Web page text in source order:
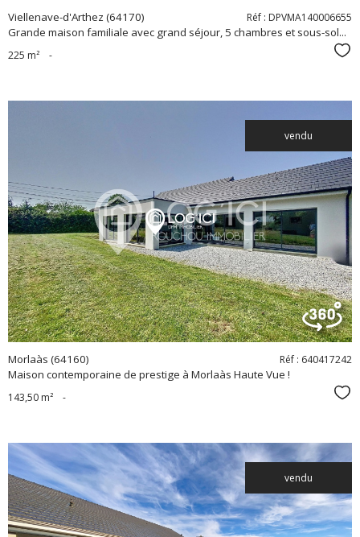
Viellenave-d'Arthez (64170)
Grande maison familiale avec grand séjour, 5 chambres et sous-sol...
Réf : DPVMA140006655
225 m² -
vendu
voir le
bien
Morlaàs (64160)
Maison contemporaine de prestige à Morlaàs Haute Vue !
Réf : 640417242
143,50 m² -
vendu